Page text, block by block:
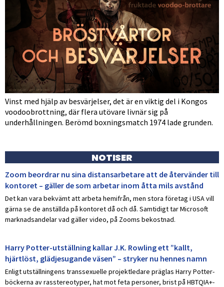
Vinst med hjälp av besvärjelser, det är en viktig del i Kongos
voodoobrottning, där flera utövare livnär sig på
underhållningen. Berömd boxningsmatch 1974 lade grunden.
NOTISER
Zoom beordrar nu sina distansarbetare att de återvänder till
kontoret – gäller de som arbetar inom åtta mils avstånd
Det kan vara bekvämt att arbeta hemifrån, men stora företag i USA vill
gärna se de anställda på kontoret då och då. Samtidigt tar Microsoft
marknadsandelar vad gäller video, på Zooms bekostnad.
Harry Potter-utställning kallar J.K. Rowling ett ”kallt,
hjärtlöst, glädjesugande väsen” – stryker nu hennes namn
Enligt utställningens transsexuelle projektledare präglas Harry Potter-
böckerna av rasstereotyper, hat mot feta personer, brist på HBTQIA+-